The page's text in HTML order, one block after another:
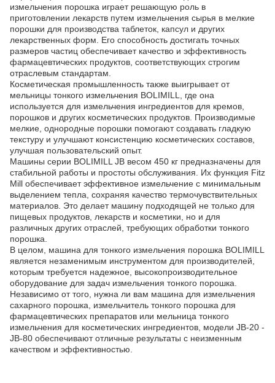
измельчения порошка играет решающую роль в
приготовлении лекарств путем измельчения сырья в мелкие
порошки для производства таблеток, капсул и других
лекарственных форм. Его способность достигать точных
размеров частиц обеспечивает качество и эффективность
фармацевтических продуктов, соответствующих строгим
отраслевым стандартам.
Косметическая промышленность также выигрывает от
мельницы тонкого измельчения BOLIMILL, где она
используется для измельчения ингредиентов для кремов,
порошков и других косметических продуктов. Производимые
мелкие, однородные порошки помогают создавать гладкую
текстуру и улучшают консистенцию косметических составов,
улучшая пользовательский опыт.
Машины серии BOLIMILL JB весом 450 кг предназначены для
стабильной работы и простоты обслуживания. Их функция Fitz
Mill обеспечивает эффективное измельчение с минимальным
выделением тепла, сохраняя качество термочувствительных
материалов. Это делает машину подходящей не только для
пищевых продуктов, лекарств и косметики, но и для
различных других отраслей, требующих обработки тонкого
порошка.
В целом, машина для тонкого измельчения порошка BOLIMILL
является незаменимым инструментом для производителей,
которым требуется надежное, высокопроизводительное
оборудование для задач измельчения тонкого порошка.
Независимо от того, нужна ли вам машина для измельчения
сахарного порошка, измельчитель тонкого порошка для
фармацевтических препаратов или мельница тонкого
измельчения для косметических ингредиентов, модели JB-20 -
JB-80 обеспечивают отличные результаты с неизменным
качеством и эффективностью.